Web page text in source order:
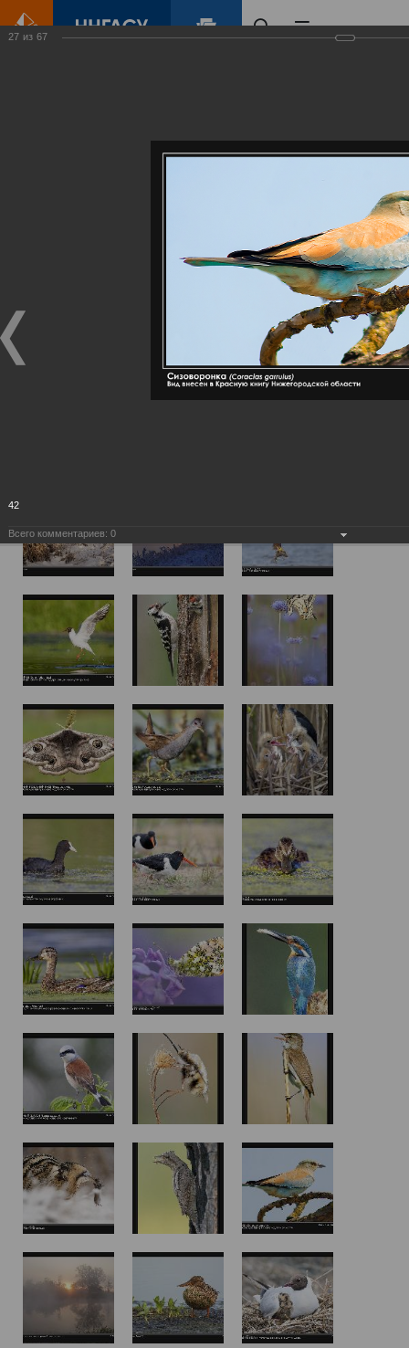
27 из 67
42
Всего комментариев: 0